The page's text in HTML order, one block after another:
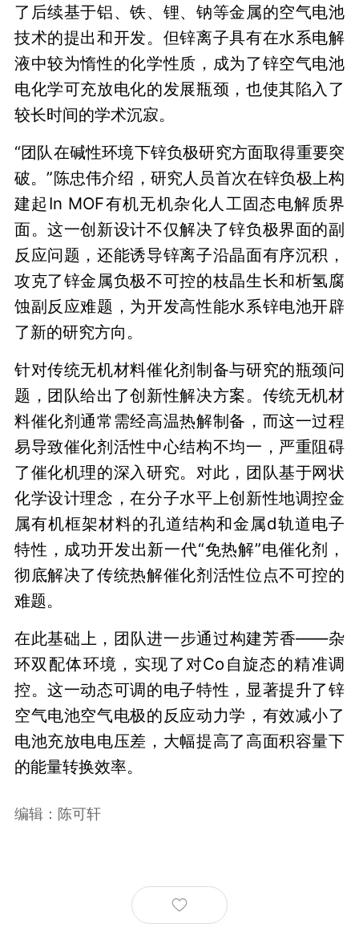
了后续基于铝、铁、锂、钠等金属的空气电池
技术的提出和开发。但锌离子具有在水系电解
液中较为惰性的化学性质，成为了锌空气电池
电化学可充放电化的发展瓶颈，也使其陷入了
较长时间的学术沉寂。
“团队在碱性环境下锌负极研究方面取得重要突
破。”陈忠伟介绍，研究人员首次在锌负极上构
建起In MOF有机无机杂化人工固态电解质界
面。这一创新设计不仅解决了锌负极界面的副
反应问题，还能诱导锌离子沿晶面有序沉积，
攻克了锌金属负极不可控的枝晶生长和析氢腐
蚀副反应难题，为开发高性能水系锌电池开辟
了新的研究方向。
针对传统无机材料催化剂制备与研究的瓶颈问
题，团队给出了创新性解决方案。传统无机材
料催化剂通常需经高温热解制备，而这一过程
易导致催化剂活性中心结构不均一，严重阻碍
了催化机理的深入研究。对此，团队基于网状
化学设计理念，在分子水平上创新性地调控金
属有机框架材料的孔道结构和金属d轨道电子
特性，成功开发出新一代“免热解”电催化剂，
彻底解决了传统热解催化剂活性位点不可控的
难题。
在此基础上，团队进一步通过构建芳香——杂
环双配体环境，实现了对Co自旋态的精准调
控。这一动态可调的电子特性，显著提升了锌
空气电池空气电极的反应动力学，有效减小了
电池充放电电压差，大幅提高了高面积容量下
的能量转换效率。
编辑：陈可轩